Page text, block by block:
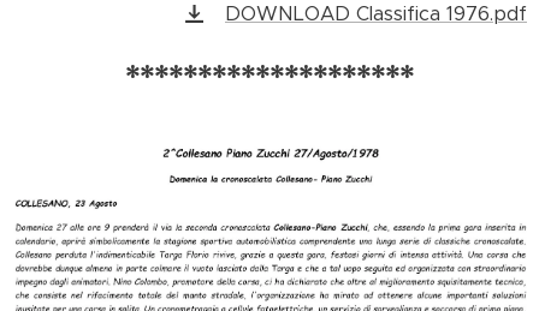
DOWNLOAD Classifica 1976.pdf
********************